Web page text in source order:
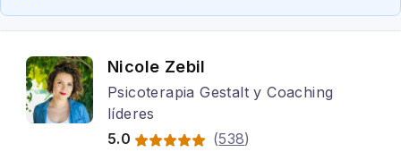
Nicole Zebil
Psicoterapia Gestalt y Coaching
líderes
5.0
(538)